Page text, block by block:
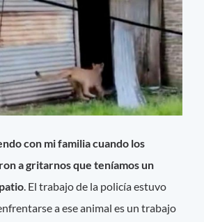
con mi familia cuando los
a gritarnos que teníamos un
. El trabajo de la policía estuvo
a ese animal es un trabajo